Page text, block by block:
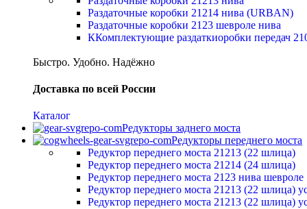
Раздаточные коробки 21214 нива (URBAN)
Раздаточные коробки 2123 шевроле нива
ККомплектующие раздаткиоробки передач
Быстро. Удобно. Надёжно
Доставка по всей России
Каталог
Редукторы заднего моста
Редукторы переднего моста
Редуктор переднего моста 21213 (22 шлица)
Редуктор переднего моста 21214 (24 шлица)
Редуктор переднего моста 2123 нива шевроле
Редуктор переднего моста 21213 (22 шлица)
Редуктор переднего моста 21213 (22 шлица)